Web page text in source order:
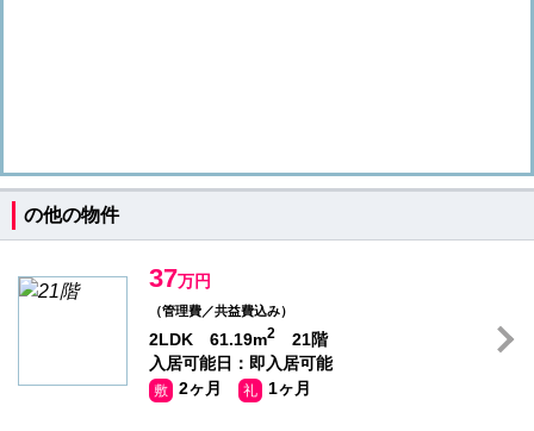
の他の物件
37万円
（管理費／共益費込み）
2LDK 61.19m2
21階
入居可能日：即入居可能
敷 2ヶ月 礼 1ヶ月